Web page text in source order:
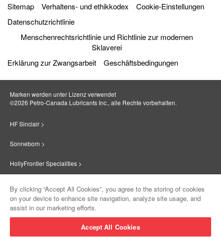
Sitemap Verhaltens- und ethikkodex
Cookie-Einstellungen
Datenschutzrichtlinie
Menschenrechtsrichtlinie und Richtlinie zur modernen
Sklaverei
Erklärung zur Zwangsarbeit
Geschäftsbedingungen
Marken werden unter Lizenz verwendet
©2026 Petro‐Canada Lubricants Inc., alle Rechte vorbehalten.
HF Sinclair >
Sonneborn >
HollyFrontier Specialities >
Suniso >
By clicking “Accept All Cookies”, you agree to the storing of cookies
on your device to enhance site navigation, analyze site usage, and
assist in our marketing efforts.
Accept All Cookies